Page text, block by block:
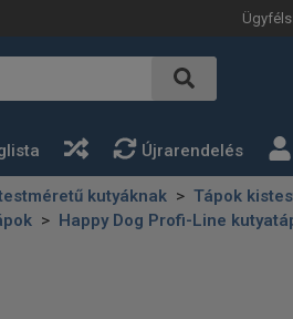
Újrarendelés
kutyáknak
Tápok
Happy Dog Profi-Line